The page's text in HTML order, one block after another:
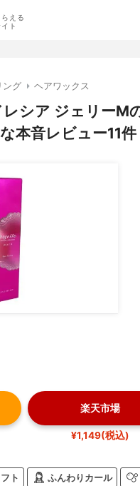
える
ト
ング ヘアワックス
シア ジェリーM
本音レビュー11件
楽天市場
¥1,149(税込)
ト ふんわりカール